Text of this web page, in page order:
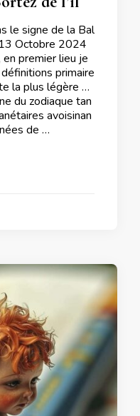
le signe de la Bal
Octobre 2024
premier lieu je
primaire
la plus légère po
du zodiaque tan
avoisinan
de …